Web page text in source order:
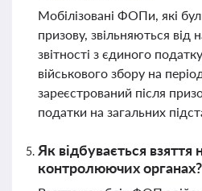
Мобілізовані ФОПи, які
призову, звільняються від
звітності з єдиного
військового збору на
зареєстрований після
податки на загальних
Як відбувається
контролюючих органах?